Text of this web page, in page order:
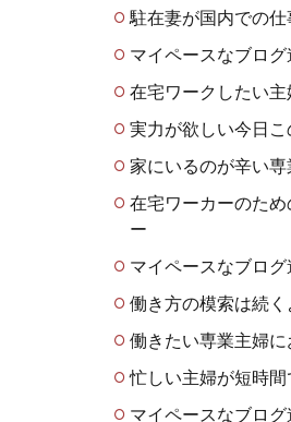
駐在妻が国内での
マイペースなブロ
在宅ワークしたい
実力が欲しい今日こ
家にいるのが辛い
在宅ワーカーのた
ー
マイペースなブロ
働き方の模索は続
働きたい専業主婦
忙しい主婦が短時
マイペースなブロ